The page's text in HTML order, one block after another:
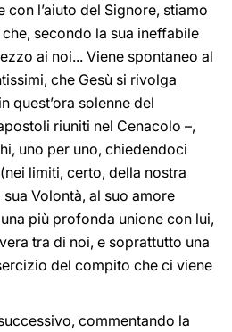
con l’aiuto del Signore, stiamo
secondo la sua ineffabile
ai noi... Viene spontaneo al
che Gesù si rivolga
quest’ora solenne del
riuniti nel Cenacolo –,
uno per uno, chiedendoci
limiti, certo, della nostra
Volontà, al suo amore
più profonda unione con lui,
tra di noi, e soprattutto una
del compito che ci viene
commentando la